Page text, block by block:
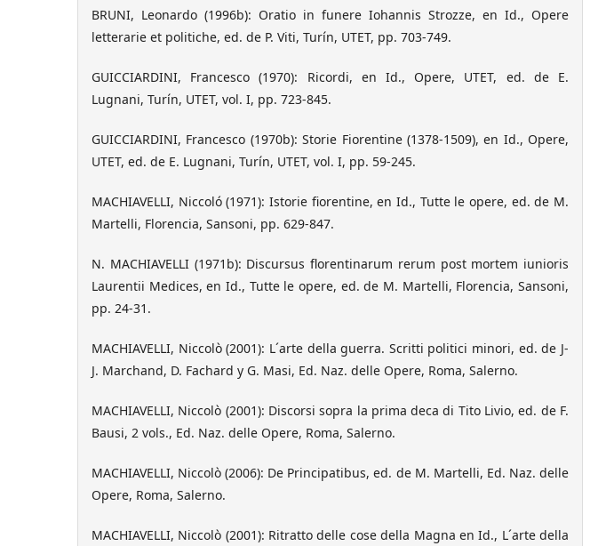
BRUNI, Leonardo (1996b): Oratio in funere Iohannis Strozze, en Id., Opere
letterarie et politiche, ed. de P. Viti, Turín, UTET, pp. 703-749.
GUICCIARDINI, Francesco (1970): Ricordi, en Id., Opere, UTET, ed. de E.
Lugnani, Turín, UTET, vol. I, pp. 723-845.
GUICCIARDINI, Francesco (1970b): Storie Fiorentine (1378-1509), en Id., Opere,
UTET, ed. de E. Lugnani, Turín, UTET, vol. I, pp. 59-245.
MACHIAVELLI, Niccoló (1971): Istorie fiorentine, en Id., Tutte le opere, ed. de M.
Martelli, Florencia, Sansoni, pp. 629-847.
N. MACHIAVELLI (1971b): Discursus florentinarum rerum post mortem iunioris
Laurentii Medices, en Id., Tutte le opere, ed. de M. Martelli, Florencia, Sansoni,
pp. 24-31.
MACHIAVELLI, Niccolò (2001): L´arte della guerra. Scritti politici minori, ed. de J-
J. Marchand, D. Fachard y G. Masi, Ed. Naz. delle Opere, Roma, Salerno.
MACHIAVELLI, Niccolò (2001): Discorsi sopra la prima deca di Tito Livio, ed. de F.
Bausi, 2 vols., Ed. Naz. delle Opere, Roma, Salerno.
MACHIAVELLI, Niccolò (2006): De Principatibus, ed. de M. Martelli, Ed. Naz. delle
Opere, Roma, Salerno.
MACHIAVELLI, Niccolò (2001): Ritratto delle cose della Magna en Id., L´arte della